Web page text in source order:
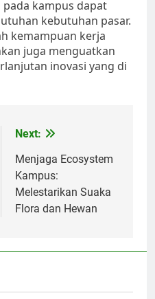
kampus dapat
kebutuhan pasar.
kemampuan kerja
juga menguatkan
inovasi yang di
Next:
Menjaga Ecosystem
Kampus:
Melestarikan Suaka
Flora dan Hewan